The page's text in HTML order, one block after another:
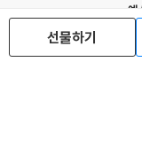
선물하기
예
이용약관
PC버